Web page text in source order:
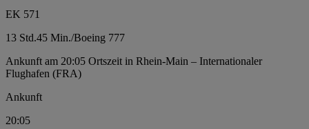
EK 571
13 Std.45 Min./Boeing 777
Ankunft am 20:05 Ortszeit in Rhein-Main – Internationaler
Flughafen (FRA)
Ankunft
20:05